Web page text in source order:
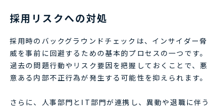
採用リスクへの対処
採用時のバックグラウンドチェックは、インサイダー脅
威を事前に回避するための基本的プロセスの一つです。
過去の問題行動やリスク要因を把握しておくことで、悪
意ある内部不正行為が発生する可能性を抑えられます。
さらに、人事部門とIT部門が連携し、異動や退職に伴う